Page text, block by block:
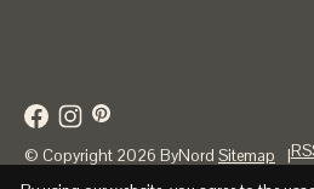
© Copyright 2026 ByNord Sitemap |